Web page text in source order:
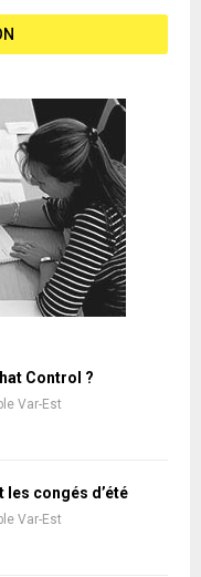
Control ?
Var-Est
les congés d’été
Var-Est